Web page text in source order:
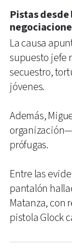
Pistas desde
La causa
supuesto jefe
secuestro,
jóvenes.
Además,
prófugas.
Entre las
pantalón
Matanza, con
pistola Glock